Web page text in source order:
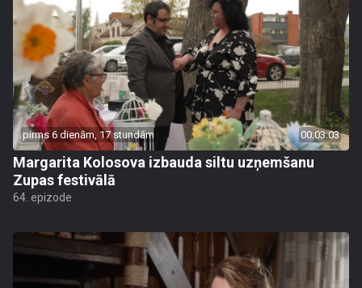
pirms 6 dienām, 17 stundām 00:03:03
Margarita Kolosova izbauda siltu uzņemšanu
Zupas festivālā
64. epizode